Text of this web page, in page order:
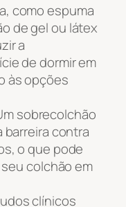
como espuma
de gel ou látex
a
de dormir em
às opções
sobrecolchão
barreira contra
o que pode
colchão em
clínicos